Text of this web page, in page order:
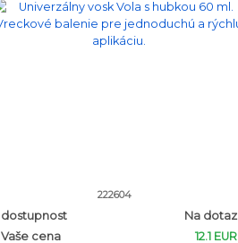
222604
dostupnost
Na dotaz
Vaše cena
12.1 EUR